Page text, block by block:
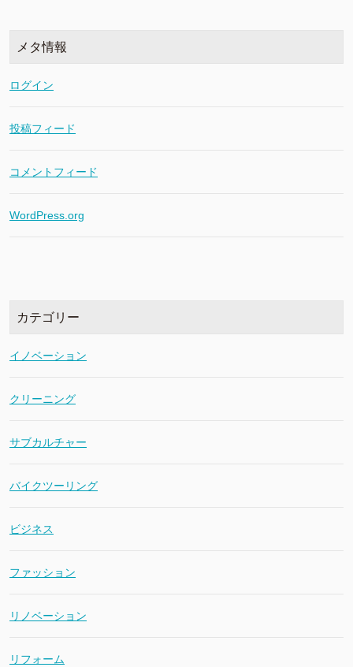
メタ情報
ログイン
投稿フィード
コメントフィード
WordPress.org
カテゴリー
イノベーション
クリーニング
サブカルチャー
バイクツーリング
ビジネス
ファッション
リノベーション
リフォーム